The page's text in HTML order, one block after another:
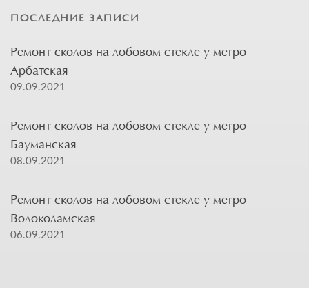
ПОСЛЕДНИЕ ЗАПИСИ
Ремонт сколов на лобовом стекле у метро
Арбатская
09.09.2021
Ремонт сколов на лобовом стекле у метро
Бауманская
08.09.2021
Ремонт сколов на лобовом стекле у метро
Волоколамская
06.09.2021